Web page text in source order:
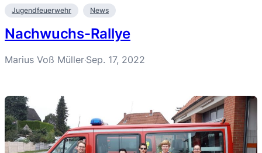
Jugendfeuerwehr News
Nachwuchs-Rallye
Marius Voß Müller·Sep. 17, 2022